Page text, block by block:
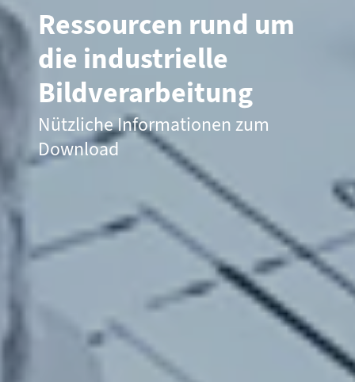
Ressourcen rund um
die industrielle
Bildverarbeitung
Nützliche Informationen zum
Download